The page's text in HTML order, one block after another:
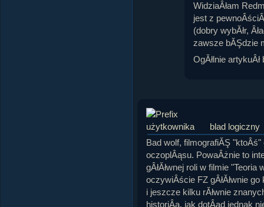
WidziaÂłam
jest z
(dobry wybĂłr,
zawsze bĂŞdzie
OgĂłlnie
blad logiczny
Bad wolf, filmografiĂŞ "ktoÂś"
oczoplÂąsu. PowaÂżnie to
gÂłĂłwnej roli w filmie
oczywiÂście FZ gÂłĂłwnie
i jeszcze kilku rĂłwnie
historiÂą, jak dotÂąd jednak